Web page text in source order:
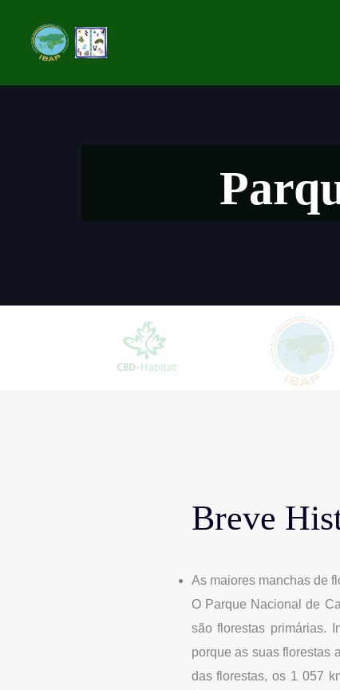
Breve
As maiores manchas de
O Parque Nacional de
são florestas primárias.
porque as suas florestas
das florestas, os 1 057